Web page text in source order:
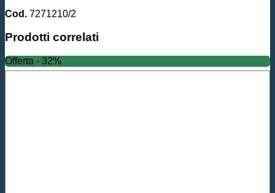
Cod. 7271210/2
Prodotti correlati
Offerta - 32%